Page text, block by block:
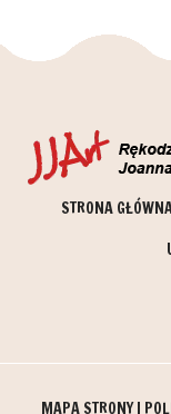
STRONA
MAPA STRONY|